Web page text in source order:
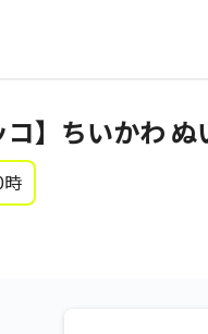
コ】ちいかわ